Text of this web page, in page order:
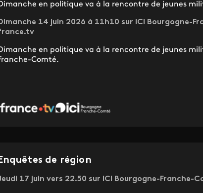
en politique va à la rencontre de jeunes
14 juin 2026 à 11h10 sur ICI Bourgogne-
en politique va à la rencontre de jeunes
Comté.
de région
17 juin vers 22.50 sur ICI Bourgogne-Franche-